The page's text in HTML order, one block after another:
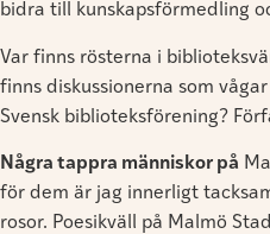
bidra till kunskapsförmedling
Var finns rösterna i
finns diskussionerna som
Svensk biblioteksförening?
Några tappra människor på
för dem är jag innerligt
rosor. Poesikväll på Malmö